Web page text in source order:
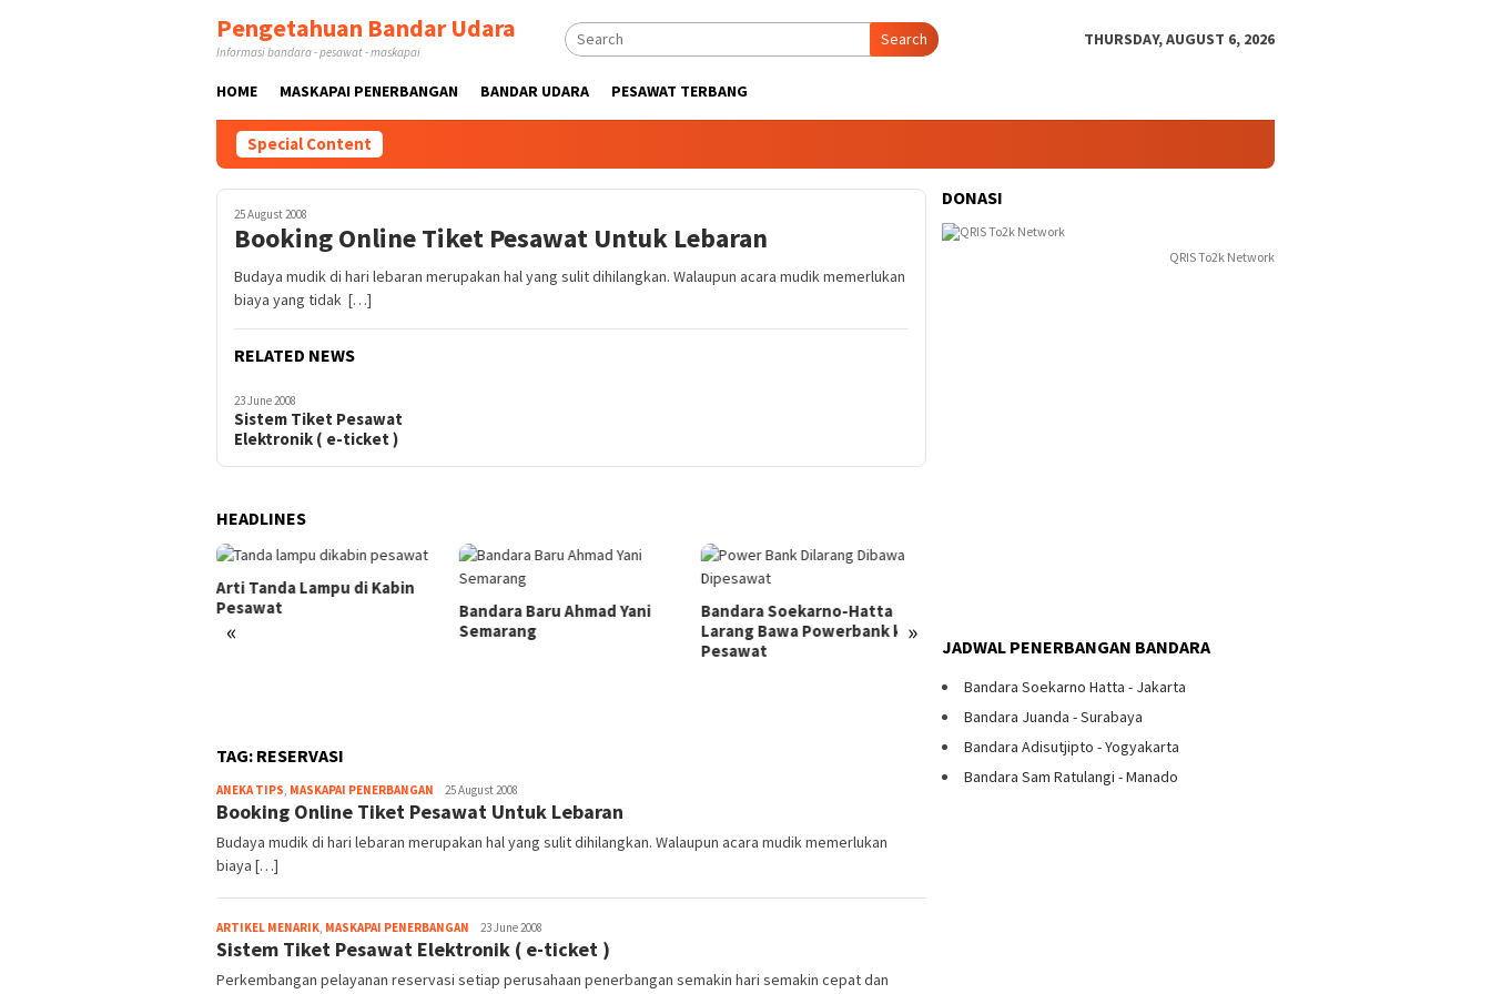
Pengetahuan Bandar Udara
Informasi bandara - pesawat - maskapai
Search THURSDAY, AUGUST 6, 2026
HOME MASKAPAI PENERBANGAN BANDAR UDARA PESAWAT TERBANG
Special Content
25 August 2008
Booking Online Tiket Pesawat Untuk Lebaran
Budaya mudik di hari lebaran merupakan hal yang sulit dihilangkan. Walaupun acara mudik memerlukan
biaya yang tidak […]
RELATED NEWS
23 June 2008
Sistem Tiket Pesawat
Elektronik ( e-ticket )
HEADLINES
« »
Arti Tanda Lampu di Kabin
Pesawat
Bandara Baru Ahmad Yani
Semarang
Bandara Soekarno-Hatta
Larang Bawa Powerbank ke
Pesawat
Sensasi Berlari di Atas
Dunia
TAG: RESERVASI
ANEKA TIPS, MASKAPAI PENERBANGAN Webmaster
25 August 2008
Booking Online Tiket Pesawat Untuk Lebaran
Budaya mudik di hari lebaran merupakan hal yang sulit dihilangkan. Walaupun acara mudik memerlukan
biaya […]
ARTIKEL MENARIK, MASKAPAI PENERBANGAN Webmaster
23 June 2008
Sistem Tiket Pesawat Elektronik ( e-ticket )
Perkembangan pelayanan reservasi setiap perusahaan penerbangan semakin hari semakin cepat dan
DONASI
QRIS To2k Network
JADWAL PENERBANGAN BANDARA
Bandara Soekarno Hatta - Jakarta
Bandara Juanda - Surabaya
Bandara Adisutjipto - Yogyakarta
Bandara Sam Ratulangi - Manado